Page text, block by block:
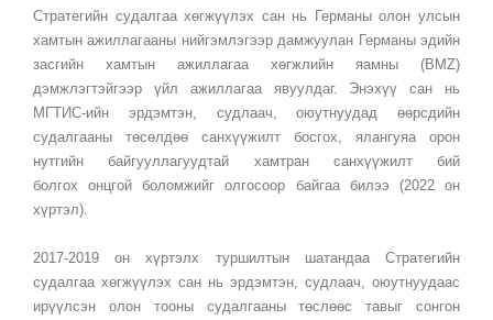
Стратегийн судалгаа хөгжүүлэх сан нь Германы олон улсын
хамтын ажиллагааны нийгэмлэгээр дамжуулан Германы эдийн
засгийн хамтын ажиллагаа хөгжлийн яамны (BMZ)
дэмжлэгтэйгээр үйл ажиллагаа явуулдаг. Энэхүү сан нь
МГТИС-ийн эрдэмтэн, судлаач, оюутнуудад өөрсдийн
судалгааны төсөлдөө санхүүжилт босгох, ялангуяа орон
нутгийн байгууллагуудтай хамтран санхүүжилт бий
болгох онцгой боломжийг олгосоор байгаа билээ (2022 он
хүртэл).
2017-2019 он хүртэлх туршилтын шатандаа Стратегийн
судалгаа хөгжүүлэх сан нь эрдэмтэн, судлаач, оюутнуудаас
ирүүлсэн олон тооны судалгааны төслөөс тавыг сонгон